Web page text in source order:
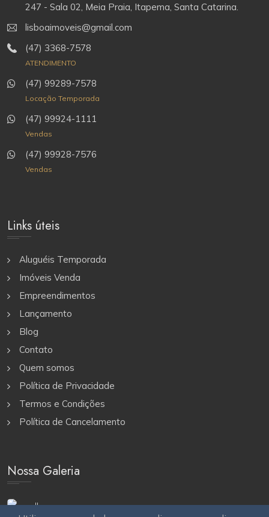
247 - Sala 02, Meia Praia, Itapema, Santa Catarina.
lisboaimoveis@gmail.com
(47) 3368-7578
ATENDIMENTO
(47) 99289-7578
Locação Temporada
(47) 99924-1111
Vendas
(47) 99928-7576
Vendas
Links úteis
Aluguéis Temporada
Imóveis Venda
Empreendimentos
Lançamento
Blog
Contato
Quem somos
Política de Privacidade
Termos e Condições
Política de Cancelamento
Nossa Galeria